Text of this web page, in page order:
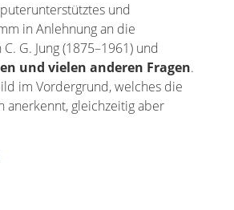
und
in Anlehnung an die
G. Jung (1875–1961) und
und vielen anderen Fragen.
im Vordergrund, welches die
anerkennt, gleichzeitig aber